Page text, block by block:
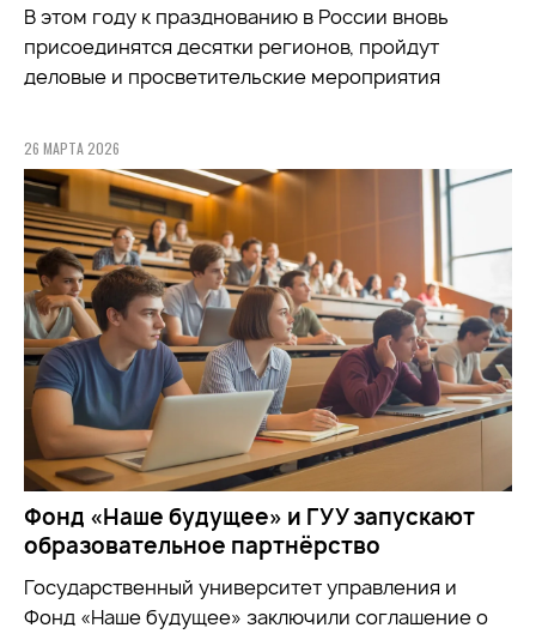
В этом году к празднованию в России вновь
присоединятся десятки регионов, пройдут
деловые и просветительские мероприятия
26 МАРТА 2026
Фонд «Наше будущее» и ГУУ запускают
образовательное партнёрство
Государственный университет управления и
Фонд «Наше будущее» заключили соглашение о